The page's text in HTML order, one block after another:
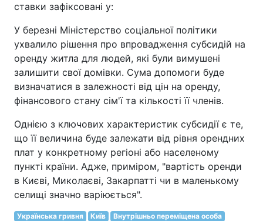
ставки зафіксовані у:
У березні Міністерство соціальної політики
ухвалило рішення про впровадження субсидій на
оренду житла для людей, які були вимушені
залишити свої домівки. Сума допомоги буде
визначатися в залежності від цін на оренду,
фінансового стану сім'ї та кількості її членів.
Однією з ключових характеристик субсидії є те,
що її величина буде залежати від рівня орендних
плат у конкретному регіоні або населеному
пункті країни. Адже, приміром, "вартість оренди
в Києві, Миколаєві, Закарпатті чи в маленькому
селищі значно варіюється".
Українська гривня Київ
Внутрішньо переміщена особа